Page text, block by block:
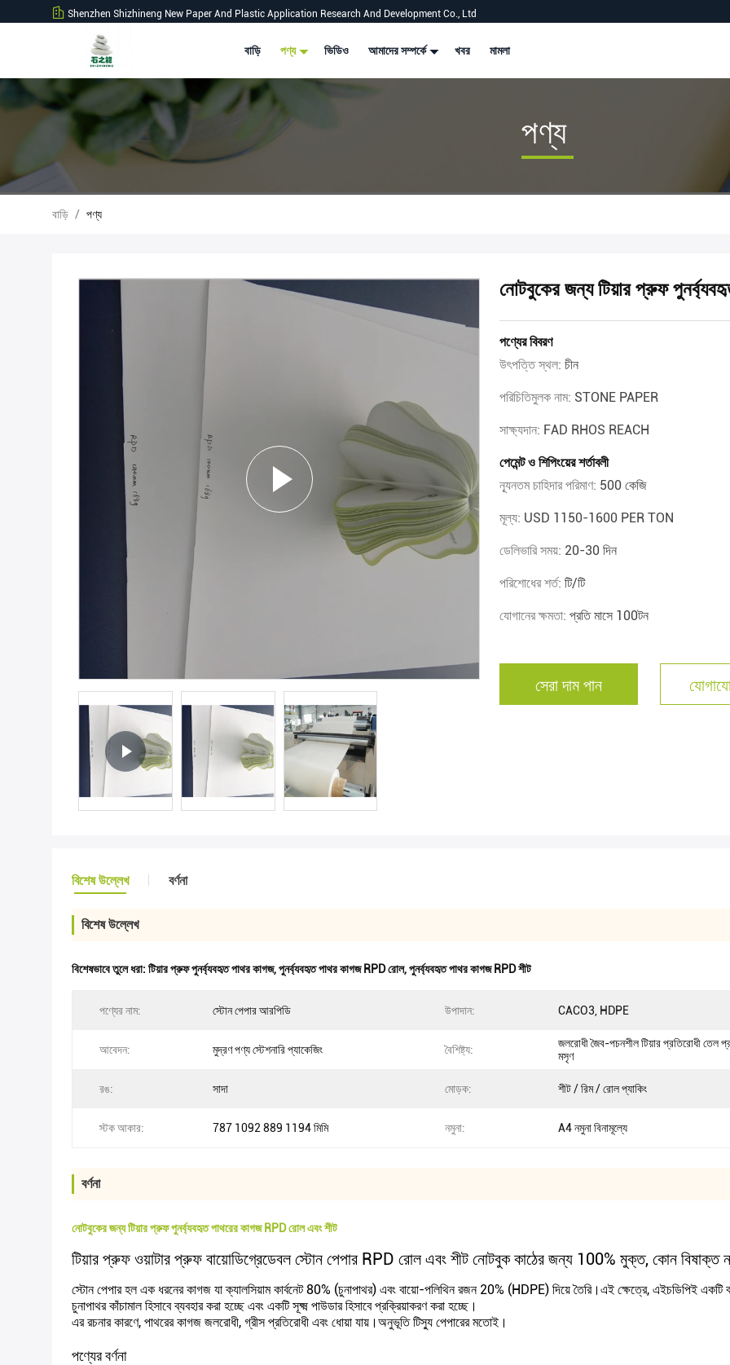
Shenzhen Shizhineng New Paper And Plastic Application Research And Development Co., Ltd
বাড়ি পণ্য ভিডিও আমাদের সম্পর্কে খবর মামলা
পণ্য
বাড়ি / পণ্য
নোটবুকের জন্য টিয়ার প্রুফ
পণ্যের বিবরণ
উৎপত্তি স্থল: চীন
পরিচিতিমুলক নাম: STONE PAPER
সাক্ষ্যদান: FAD RHOS REACH
পেমেন্ট ও শিপিংয়ের শর্তাবলী
ন্যূনতম চাহিদার পরিমাণ: 500 কেজি
মূল্য: USD 1150-1600 PER TON
ডেলিভারি সময়: 20-30 দিন
পরিশোধের শর্ত: টি/টি
যোগানের ক্ষমতা: প্রতি মাসে 100টন
সেরা দাম পান
বিশেষ উল্লেখ বর্ণনা
বিশেষ উল্লেখ
বিশেষভাবে তুলে ধরা: টিয়ার প্রুফ পুনর্ব্যবহৃত পাথর কাগজ,পুনর্ব্যবহৃত পাথর কাগজ RPD রোল,পুনর্ব্যবহৃত পাথর কাগজ RPD শীট
পণ্যের নাম: স্টোন পেপার আরপিডি উপাদান: CACO3, HDPE
আবেদন: মুদ্রণ পণ্য স্টেশনারি প্যাকেজিং বৈশিষ্ট্য:
জলরোধী জৈব-পচনশীল টিয়ার প্রতিরোধী তেল
মসৃণ
রঙ: সাদা মোড়ক: শীট / রিম / রোল প্যাকিং
স্টক আকার: 787 1092 889 1194 মিমি নমুনা: A4 নমুনা বিনামূল্যে
বর্ণনা
নোটবুকের জন্য টিয়ার প্রুফ পুনর্ব্যবহৃত পাথরের কাগজ RPD রোল এবং শীট
টিয়ার প্রুফ ওয়াটার প্রুফ বায়োডিগ্রেডেবল স্টোন পেপার RPD রোল এবং শীট নোটবুক কাঠের জন্য 100% মুক্ত, কোন বিষাক্ত
স্টোন পেপার হল এক ধরনের কাগজ যা ক্যালসিয়াম কার্বনেট 80% (চুনাপাথর) এবং বায়ো-পলিথিন রজন 20% (HDPE) দিয়ে তৈরি।এই ক্ষেত্রে, এইচডিপিই একটি
চুনাপাথর কাঁচামাল হিসাবে ব্যবহার করা হচ্ছে এবং একটি সূক্ষ্ম পাউডার হিসাবে প্রক্রিয়াকরণ করা হচ্ছে।
এর রচনার কারণে, পাথরের কাগজ জলরোধী, গ্রীস প্রতিরোধী এবং ধোয়া যায়।অনুভূতি টিস্যু পেপারের মতোই।
পণ্যের বর্ণনা